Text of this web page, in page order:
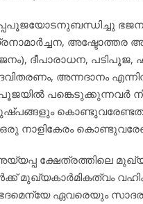
അഷ്ടോത്തര
ദീപാരാധന, പടിപൂജ,
അന്നദാനം
പങ്കെടുക്കുന്നവര്‍
നാളികേരം
ക്ഷേത്രത്തിലെ
മുഖ്യകാര്‍മികത്വം
ഏവരെയും